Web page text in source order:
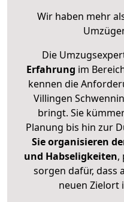
Wir haben mehr
Die
Erfahrung im
kennen die
Villingen
bringt. Sie
Planung bis hin zur
Sie organisieren
und Habseligkeiten,
sorgen dafür, dass
neuen Zielort